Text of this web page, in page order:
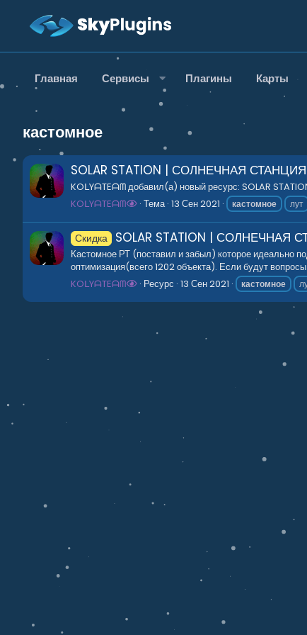
Главная Сервисы Плагины Карты
кастомное
SOLAR STATION | СОЛНЕЧНАЯ СТАНЦИЯ
KOᒪYᗩTEᗩᗰ добавил(а) новый ресурс: SOLAR
KOᒪYᗩTEᗩᗰ
Тема 13 Сен 2021 кастомное лут
Скидка SOLAR STATION | СОЛНЕЧНАЯ
Кастомное РТ (поставил и забыл) которое идеально
оптимизация(всего 1202 объекта). Если будут
KOᒪYᗩTEᗩᗰ
Ресурс 13 Сен 2021 кастомное